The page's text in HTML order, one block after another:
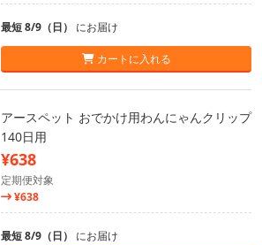
最短 8/9（日） にお届け
カートに入れる
アースペット おでかけ用わんにゃんクリップ
140日用
¥638
定期便対象
¥638
最短 8/9（日） にお届け